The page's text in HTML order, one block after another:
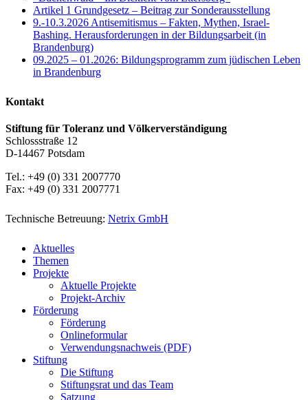
Artikel 1 Grundgesetz – Beitrag zur Sonderausstellung
9.-10.3.2026 Antisemitismus – Fakten, Mythen, Israel-
Bashing. Herausforderungen in der Bildungsarbeit (in
Brandenburg)
09.2025 – 01.2026: Bildungsprogramm zum jüdischen Leben
in Brandenburg
Kontakt
Stiftung für Toleranz und Völkerverständigung
Schlossstraße 12
D-14467 Potsdam
Tel.: +49 (0) 331 2007770
Fax: +49 (0) 331 2007771
Technische Betreuung: Netrix GmbH
Close
Menu
Aktuelles
Themen
Projekte
Aktuelle Projekte
Projekt-Archiv
Förderung
Förderung
Onlineformular
Verwendungsnachweis (PDF)
Stiftung
Die Stiftung
Stiftungsrat und das Team
Satzung